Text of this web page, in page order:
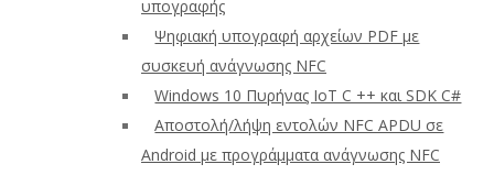
υπογραφής
Ψηφιακή υπογραφή αρχείων PDF με
συσκευή ανάγνωσης NFC
Windows 10 Πυρήνας IoT C ++ και SDK C#
Αποστολή/λήψη εντολών NFC APDU σε
Android με προγράμματα ανάγνωσης NFC